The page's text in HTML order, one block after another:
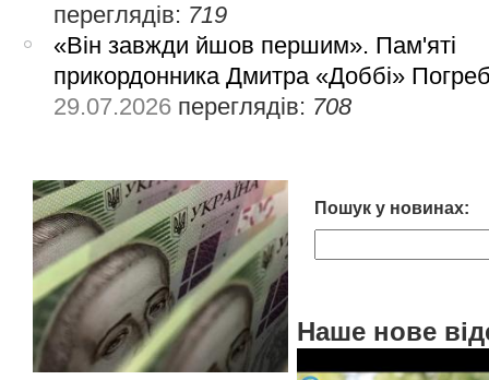
переглядів: 719
«Він завжди йшов першим». Пам'яті
прикордонника Дмитра «Доббі»
29.07.2026 переглядів: 708
Пошук у новинах:
Наше нове